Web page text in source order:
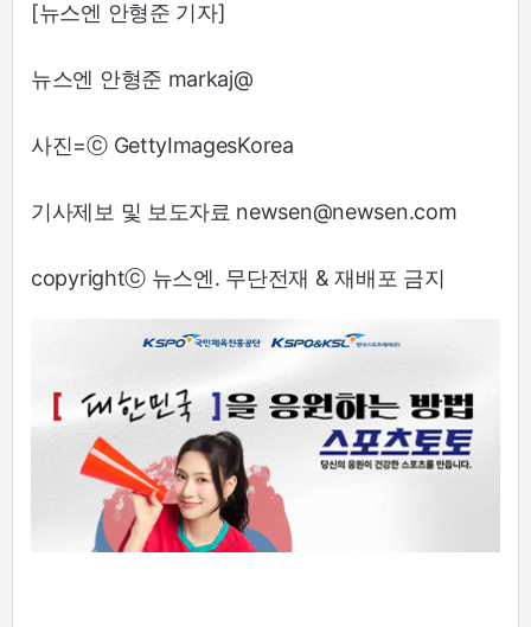
[뉴스엔 안형준 기자]
뉴스엔 안형준 markaj@
사진=ⓒ GettyImagesKorea
기사제보 및 보도자료 newsen@newsen.com
copyrightⓒ 뉴스엔. 무단전재 & 재배포 금지